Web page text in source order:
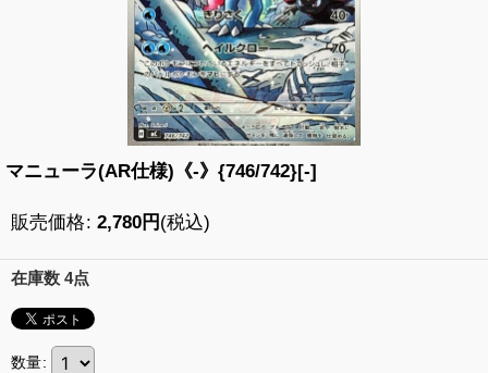
マニューラ(AR仕様)《-》{746/742}[-]
販売価格: 2,780円 (税込)
在庫数 4点
数量: